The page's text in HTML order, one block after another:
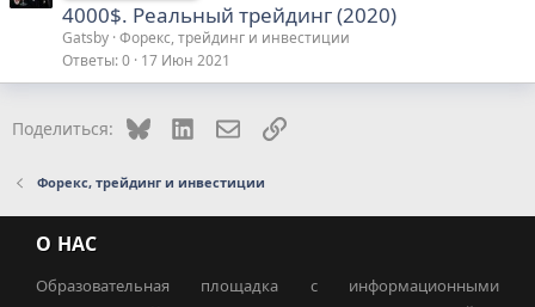
4000$. Реальный трейдинг (2020)
Gatsby Форекс, трейдинг и инвестиции
Ответы 0 17 Июн 2021
Поделиться: Bluesky LinkedInЭлектронная почта
Ссылка
Форекс, трейдинг и инвестиции
О НАС
Образовательная площадка с информационными